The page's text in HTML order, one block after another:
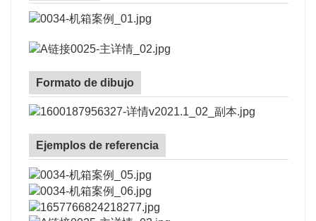
Formato de dibujo
Ejemplos de referencia